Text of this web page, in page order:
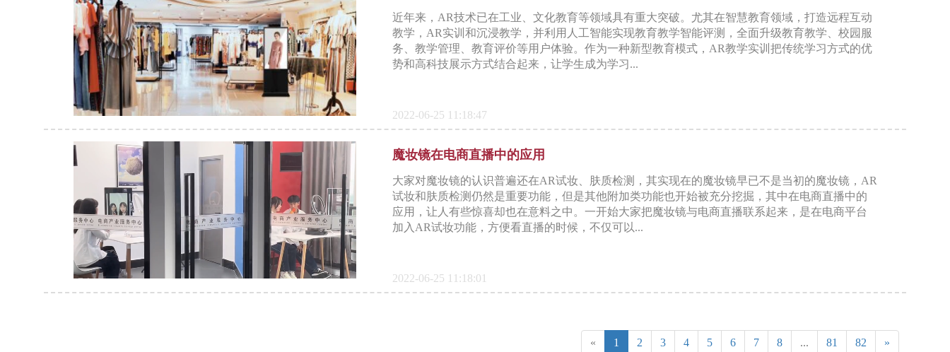
近年来，AR技术已在工业、文化教育等领域具有重大突破。尤其在智慧教育领域，打造远程互动
教学，AR实训和沉浸教学，并利用人工智能实现教育教学智能评测，全面升级教育教学、校园服
务、教学管理、教育评价等用户体验。作为一种新型教育模式，AR教学实训把传统学习方式的优
势和高科技展示方式结合起来，让学生成为学习...
2022-06-25 11:18:47
魔妆镜在电商直播中的应用
大家对魔妆镜的认识普遍还在AR试妆、肤质检测，其实现在的魔妆镜早已不是当初的魔妆镜，AR
试妆和肤质检测仍然是重要功能，但是其他附加类功能也开始被充分挖掘，其中在电商直播中的
应用，让人有些惊喜却也在意料之中。一开始大家把魔妆镜与电商直播联系起来，是在电商平台
加入AR试妆功能，方便看直播的时候，不仅可以...
2022-06-25 11:18:01
« 1 2 3 4 5 6 7 8 ... 81 82 »